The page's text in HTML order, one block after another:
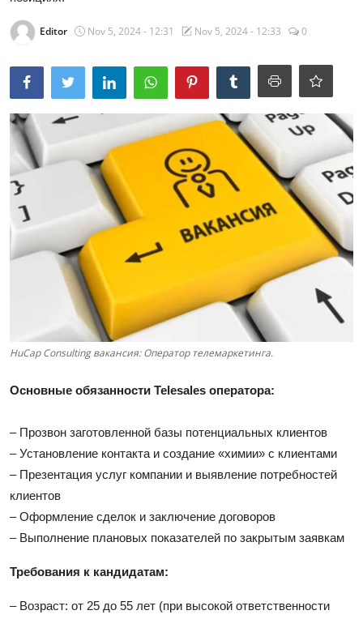
Editor Nov 5, 2024 - 12:31 Nov 5, 2024 - 12:33 0
HuCap Consulting вакансия: Оператор телемаркетинга.
Основные обязанности Telesales оператора:
– Прозвон заготовленной базы потенциальных клиентов
– Установление контакта и создание «химии» с клиентами
– Презентация услуг компании и выявление потребностей
клиентов
– Оформление сделок и заключение договоров
– Выполнение плановых показателей по закрытым заявкам
Требования к кандидатам:
– Возраст: от 25 до 55 лет (при высокой ответственности